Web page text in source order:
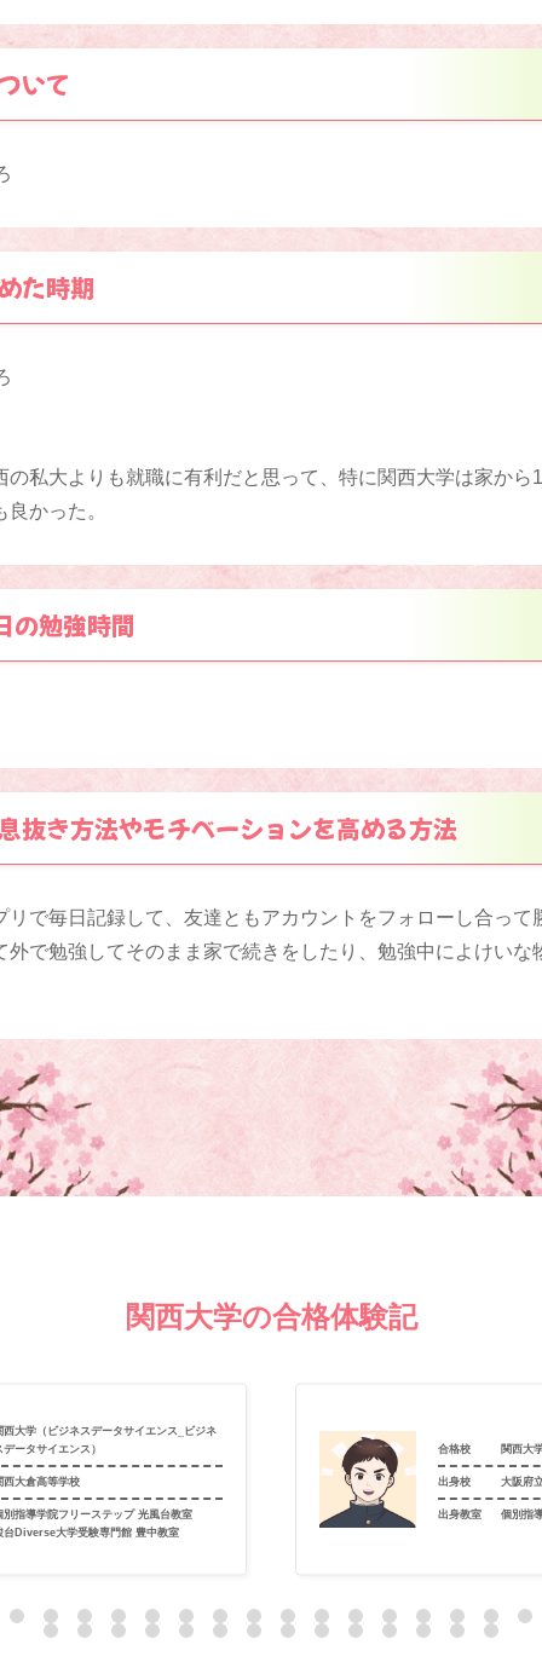
いて
た時期
の私大よりも就職に有利だと思って、特に関西大学は家から
かった。
の勉強時間
抜き方法やモチベーションを高める方法
リで毎日記録して、友達ともアカウントをフォローし合って
外で勉強してそのまま家で続きをしたり、勉強中によけいな
関西大学の合格体験記
西大学（ビジネスデータサイエンス_ビジネ
データサイエンス）
西大倉高等学校
別指導学院フリーステップ 光風台教室
台Diverse大学受験専門館 豊中教室
合格校 関西大
出身校 大阪府
出身教室 個別指